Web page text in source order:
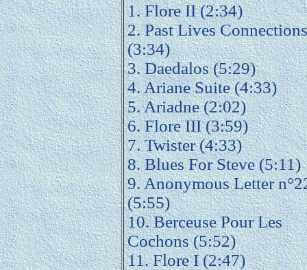
1. Flore II (2:34)
2. Past Lives Connections
(3:34)
3. Daedalos (5:29)
4. Ariane Suite (4:33)
5. Ariadne (2:02)
6. Flore III (3:59)
7. Twister (4:33)
8. Blues For Steve (5:11)
9. Anonymous Letter
(5:55)
10. Berceuse Pour Les
Cochons (5:52)
11. Flore I (2:47)